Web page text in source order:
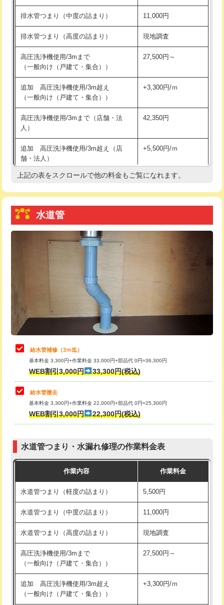
持込商品取付（浄水器・分岐水栓） 16,500円
給水管工事※（ホール加工) 16,500円
給水管工事※（バンド止め) 3,300円
給水管工事※（支持金具設置)
給水管工事※（保温材使用（バンド止
め込み）)
5,500円
給水管工事※（土の掘削・埋め戻し作
業)
11,000円
給水管工事※（塩ビ管（VP・HI）使
用/3ｍまで)
33,000円
給水管工事※（塩ビ管（VP・HI）使
+8,800円
給水管工事※（ライニング鋼管・銅
管・ポリ管・HT管使用/3ｍまで)
給水管工事※（ライニング鋼管・銅
管・ポリ管・HT管使用/3ｍ超え)
排水管工事（土の掘削・埋め戻し作
11,000円~
排水管工事（排水管工事/3ｍまで） 55,000円
排水管工事（追加 排水管工事/3ｍ超
マス交換（土の掘削・埋め戻し作業）
マス交換（深さ50㎝未満）
マス交換（深さ50㎝以上）
コンクリート斫り（厚さ10㎝まで）
モルタル補修（厚さ10㎝超え） 38,500円
洗面台設置 38,500円
化粧台設置 22,000円
追加人工 16,500円
廃棄・処分 現場見積
※給水管工事は20mmまでの価格です。
排水管つまり（中度の詰まり） 11,000円
排水管つまり（高度の詰まり） 現地調査
高圧洗浄機使用/3mまで
（一般向け（戸建て・集合））
27,500円～
追加 高圧洗浄機使用/3m超え
（一般向け（戸建て・集合））
+3,300円/ｍ
高圧洗浄機使用/3mまで（店舗・法
人）
42,350円
追加 高圧洗浄機使用/3m超え（店
舗・法人）
+5,500円/ｍ
高度高圧洗浄換 現地調査
トーラー機使用/3mまで
追加トーラー機使用/3m超え
8,800円
止水・漏水調査・防水処理・清掃・修
理・調整・分解・加工など（軽作業）
11,000円
止水・漏水調査・防水処理・清掃・修
理・調整・分解・加工など（中作業）
止水・漏水調査・防水処理・清掃・修
理・調整・分解・加工など（重作業）
33,000円
その他部品の脱着
交換・取付（タンク）
式）)
式・ワンホール）)
交換・取付(排水栓・排水トラップ
22,000円+材料費
持込商品取付（混合水栓）
持込商品取付（浄水器・分岐水栓） 16,500円
上記の表をスクロールで他の料金もご覧になれます。
水道管
給水管補修（3ｍ迄）
基本料金 3,300円+作業料金 33,000円+部品代 0円=36,300円
WEB割引3,000円 33,300円(税込)
給水管撤去
基本料金 3,300円+作業料金 22,000円+部品代 0円=25,300円
WEB割引3,000円 22,300円(税込)
水道管つまり・水漏れ修理の作業料金表
作業内容 作業料金
水道管つまり（軽度の詰まり） 5,500円
水道管つまり（中度の詰まり） 11,000円
水道管つまり（高度の詰まり） 現地調査
高圧洗浄機使用/3mまで
（一般向け（戸建て・集合））
27,500円～
追加 高圧洗浄機使用/3m超え
（一般向け（戸建て・集合））
+3,300円/ｍ